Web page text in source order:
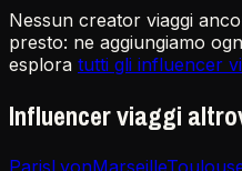
Nessun creator viaggi
presto: ne aggiungiamo
esplora tutti gli influencer
Influencer viaggi
ParisLyonMarseille